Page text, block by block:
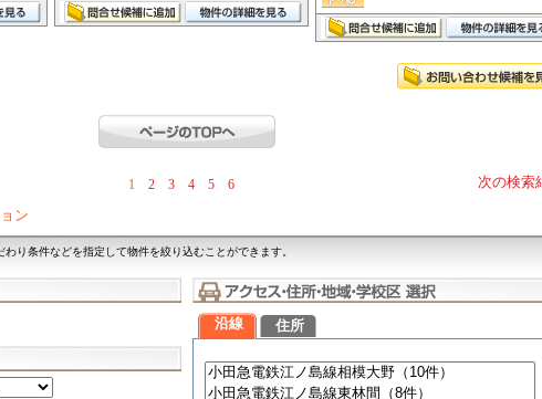
1 2 3 4 5 6 次の検索
ン
り条件などを指定して物件を絞り込むことができます。
沿線 住所